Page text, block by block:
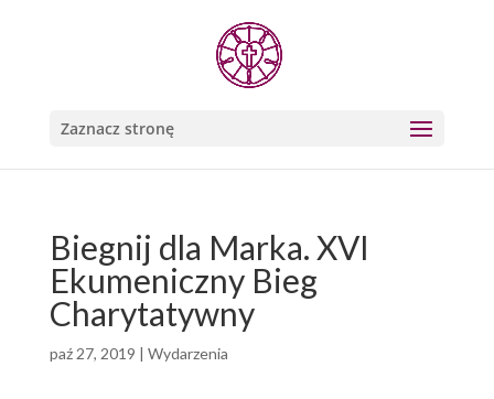
Zaznacz stronę
Biegnij dla Marka. XVI
Ekumeniczny Bieg
Charytatywny
paź 27, 2019 | Wydarzenia